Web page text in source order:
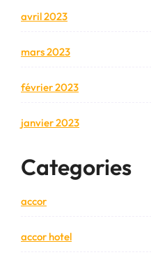
avril 2023
mars 2023
février 2023
janvier 2023
Categories
accor
accor hotel